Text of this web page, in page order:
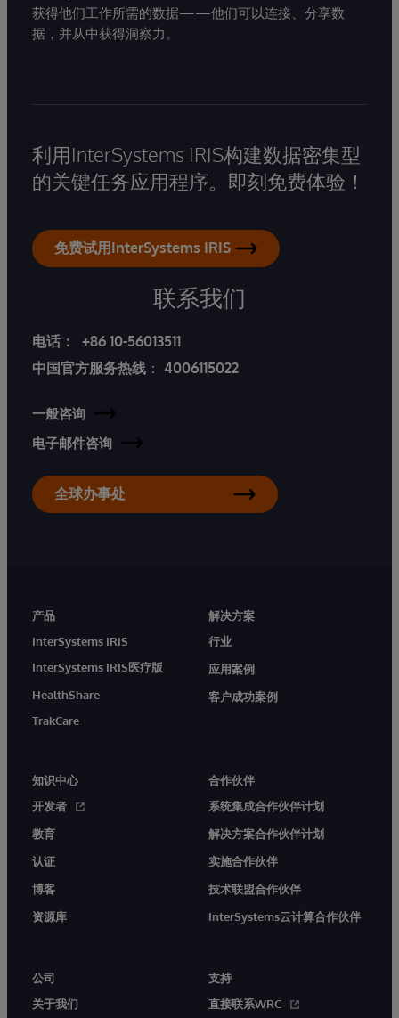
获得他们工作所需的数据——他们可以连接、分享数
据，并从中获得洞察力。
利用InterSystems IRIS构建数据密集型
的关键任务应用程序。即刻免费体验！
免费试用InterSystems IRIS
联系我们
电话：
+86 10-56013511
中国官方服务热线 ： 4006115022
一般咨询
电子邮件咨询
全球办事处
产品
InterSystems IRIS
InterSystems IRIS医疗版
HealthShare
TrakCare
解决方案
行业
应用案例
客户成功案例
知识中心
开发者
教育
认证
博客
资源库
合作伙伴
系统集成合作伙伴计划
解决方案合作伙伴计划
实施合作伙伴
技术联盟合作伙伴
InterSystems云计算合作伙伴
公司
关于我们
支持
直接联系WRC